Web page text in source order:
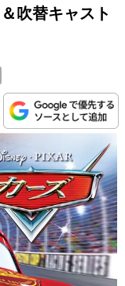
吹替キャスト